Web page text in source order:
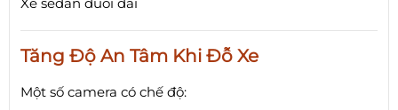
Tăng Độ An Tâm Khi Đỗ Xe
Một số camera có chế độ: